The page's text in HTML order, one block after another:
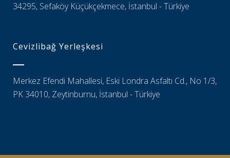
34295, Sefaköy Küçükçekmece, İstanbul - Türkiye
Cevizlibağ Yerleşkesi
Merkez Efendi Mahallesi, Eski Londra Asfaltı Cd., No 1/3,
PK 34010, Zeytinburnu, İstanbul - Türkiye